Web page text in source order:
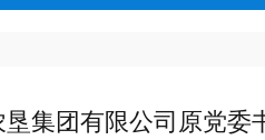
垦集团有限公司原党委